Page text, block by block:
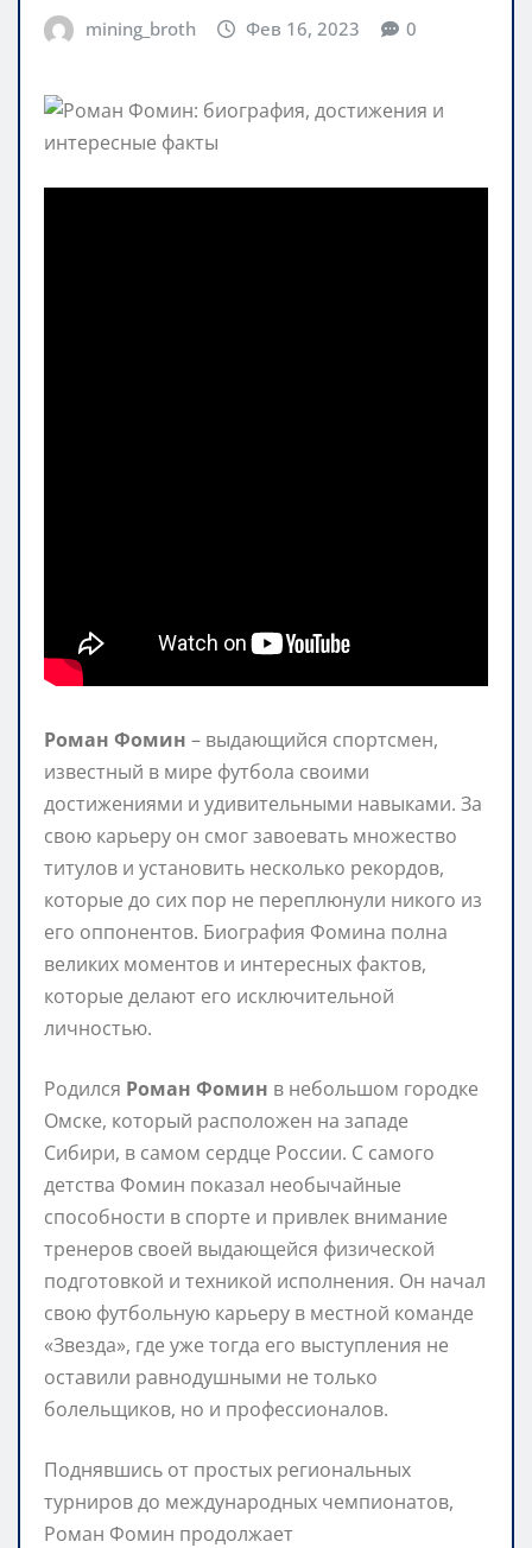
mining_broth Фев 16, 2023 0
Роман Фомин – выдающийся спортсмен,
известный в мире футбола своими
достижениями и удивительными навыками. За
свою карьеру он смог завоевать множество
титулов и установить несколько рекордов,
которые до сих пор не переплюнули никого из
его оппонентов. Биография Фомина полна
великих моментов и интересных фактов,
которые делают его исключительной
личностью.
Родился Роман Фомин в небольшом городке
Омске, который расположен на западе
Сибири, в самом сердце России. С самого
детства Фомин показал необычайные
способности в спорте и привлек внимание
тренеров своей выдающейся физической
подготовкой и техникой исполнения. Он начал
свою футбольную карьеру в местной команде
«Звезда», где уже тогда его выступления не
оставили равнодушными не только
болельщиков, но и профессионалов.
Поднявшись от простых региональных
турниров до международных чемпионатов,
Роман Фомин продолжает